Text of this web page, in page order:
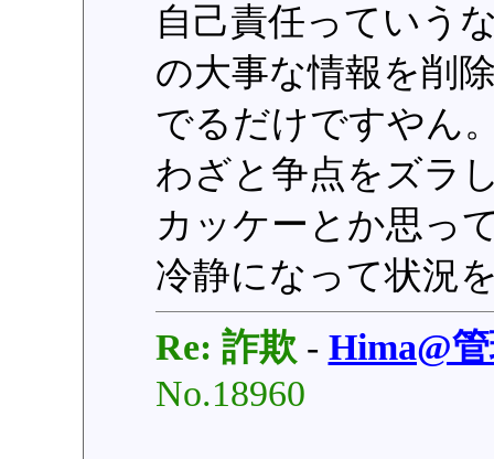
自己責任っていう
の大事な情報を削
でるだけですやん
わざと争点をズラ
カッケーとか思っ
冷静になって状況
Re: 詐欺 - Hima@
No.18960